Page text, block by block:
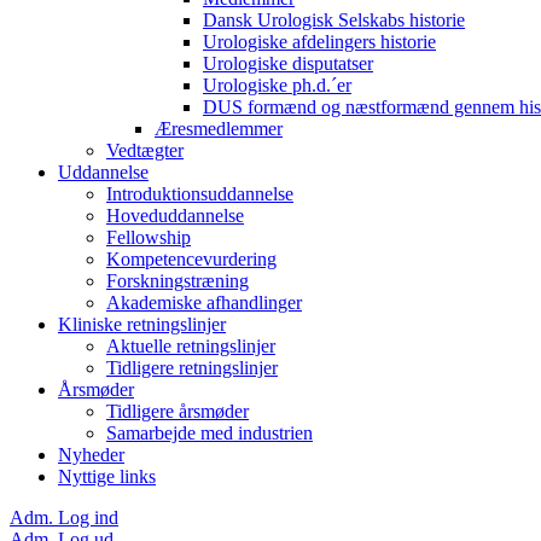
Dansk Urologisk Selskabs historie
Urologiske afdelingers historie
Urologiske disputatser
Urologiske ph.d.´er
DUS formænd og næstformænd gennem
Æresmedlemmer
Vedtægter
Uddannelse
Introduktionsuddannelse
Hoveduddannelse
Fellowship
Kompetencevurdering
Forskningstræning
Akademiske afhandlinger
Kliniske retningslinjer
Aktuelle retningslinjer
Tidligere retningslinjer
Årsmøder
Tidligere årsmøder
Samarbejde med industrien
Nyheder
Nyttige links
Adm. Log ind